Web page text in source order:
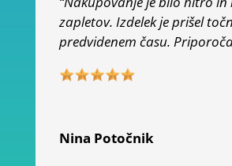
zapletov. Izdelek je prišel
predvidenem času.
Nina Potočnik